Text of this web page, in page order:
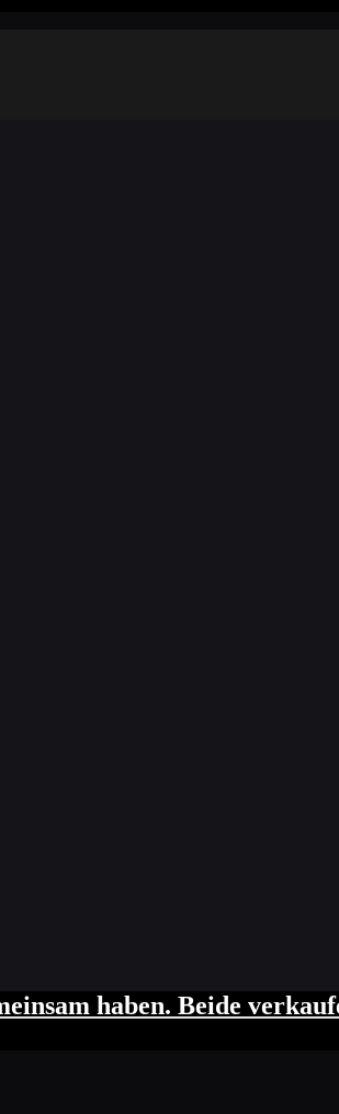
haben. Beide